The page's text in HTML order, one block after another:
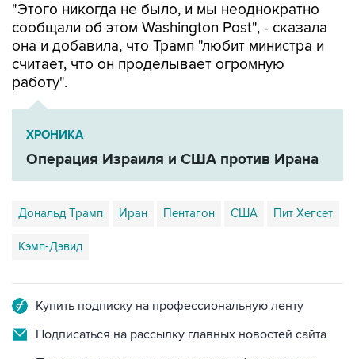
"Этого никогда не было, и мы неоднократно
сообщали об этом Washington Post", - сказала
она и добавила, что Трамп "любит министра и
считает, что он проделывает огромную
работу".
ХРОНИКА
Операция Израиля и США против Ирана
Дональд Трамп Иран Пентагон США Пит Хегсет
Кэмп-Дэвид
Купить подписку на профессиональную ленту
Подписаться на рассылку главных новостей сайта